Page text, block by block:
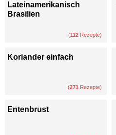
Lateinamerikanisch
Brasilien
(112 Rezepte)
Koriander einfach
(271 Rezepte)
Entenbrust